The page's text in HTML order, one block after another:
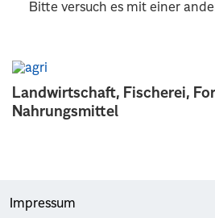
Landwirtschaft, Fischerei,
Nahrungsmittel
Bitte versuch es mit einer
Impressum